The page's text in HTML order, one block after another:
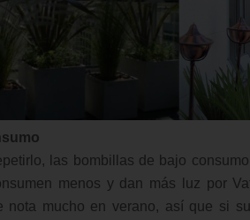
las bombillas de bajo
menos y dan más luz por
nota mucho en verano, así que si